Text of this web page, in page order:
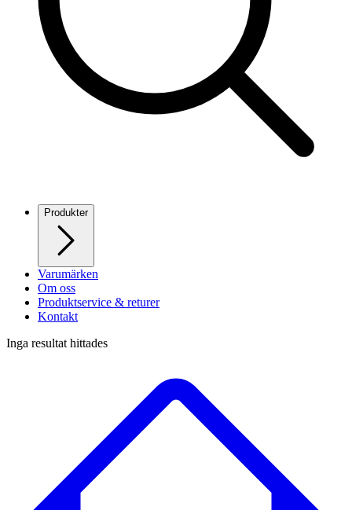
Produkter
Varumärken
Om oss
Produktservice & returer
Kontakt
Inga resultat hittades